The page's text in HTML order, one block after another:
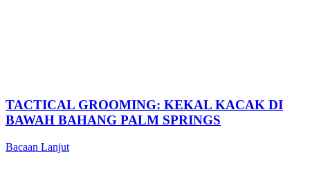
TACTICAL GROOMING: KEKAL KACAK DI
BAWAH BAHANG PALM SPRINGS
Bacaan Lanjut